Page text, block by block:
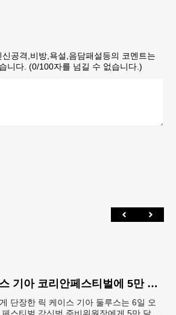
공격,비방,욕설,음담패설등의 코멘트는
니다. (0/100자를 넘길 수 없습니다.)
릭 케이스 기아 코리안페스티벌에 5만 달러 후원
단장한 릭 케이스 기아 둘루스는 6일 오
스티벌 강신범 준비위원장에게 5만 달러